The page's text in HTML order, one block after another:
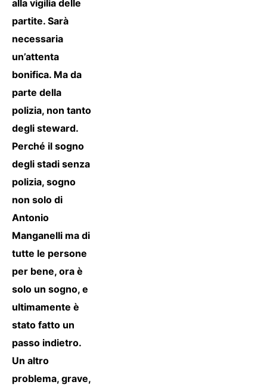
alla vigilia delle
partite. Sarà
necessaria
un’attenta
bonifica. Ma da
parte della
polizia, non tanto
degli steward.
Perché il sogno
degli stadi senza
polizia, sogno
non solo di
Antonio
Manganelli ma di
tutte le persone
per bene, ora è
solo un sogno, e
ultimamente è
stato fatto un
passo indietro.
Un altro
problema, grave,